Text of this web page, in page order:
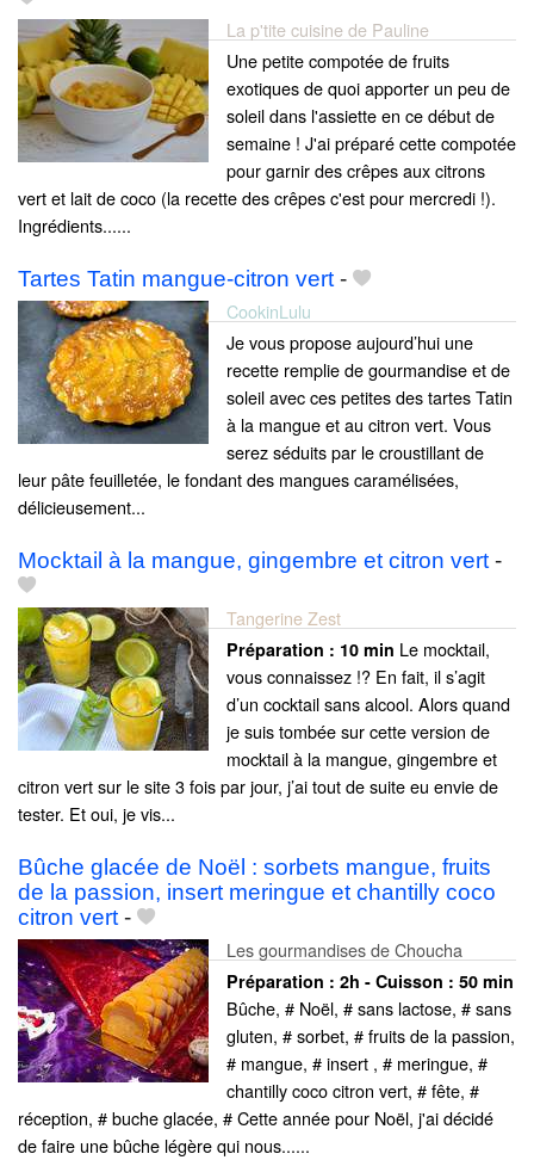
La p'tite cuisine de Pauline
Une petite compotée de fruits
exotiques de quoi apporter un peu de
soleil dans l'assiette en ce début de
semaine ! J'ai préparé cette compotée
pour garnir des crêpes aux citrons
vert et lait de coco (la recette des crêpes c'est pour mercredi !).
Ingrédients......
Tartes Tatin mangue-citron vert -
CookinLulu
Je vous propose aujourd’hui une
recette remplie de gourmandise et de
soleil avec ces petites des tartes Tatin
à la mangue et au citron vert. Vous
serez séduits par le croustillant de
leur pâte feuilletée, le fondant des mangues caramélisées,
délicieusement...
Mocktail à la mangue, gingembre et citron vert -
Tangerine Zest
Préparation : 10 min Le mocktail,
vous connaissez !? En fait, il s’agit
d’un cocktail sans alcool. Alors quand
je suis tombée sur cette version de
mocktail à la mangue, gingembre et
citron vert sur le site 3 fois par jour, j’ai tout de suite eu envie de
tester. Et oui, je vis...
Bûche glacée de Noël : sorbets mangue, fruits
de la passion, insert meringue et chantilly coco
citron vert -
Les gourmandises de Choucha
Préparation : 2h - Cuisson : 50 min
Bûche, # Noël, # sans lactose, # sans
gluten, # sorbet, # fruits de la passion,
# mangue, # insert , # meringue, #
chantilly coco citron vert, # fête, #
réception, # buche glacée, # Cette année pour Noël, j'ai décidé
de faire une bûche légère qui nous......